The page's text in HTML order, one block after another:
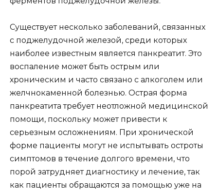
Существует несколько заболеваний, связанных
с поджелудочной железой, среди которых
наиболее известным является панкреатит. Это
воспаление может быть острым или
хроническим и часто связано с алкоголем или
желчнокаменной болезнью. Острая форма
панкреатита требует неотложной медицинской
помощи, поскольку может привести к
серьезным осложнениям. При хронической
форме пациенты могут не испытывать остроты
симптомов в течение долгого времени, что
порой затрудняет диагностику и лечение, так
как пациенты обращаются за помощью уже на